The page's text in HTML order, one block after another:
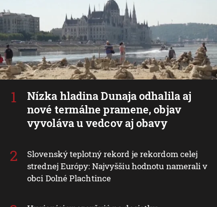
Nízka hladina Dunaja odhalila aj
nové termálne pramene, objav
vyvoláva u vedcov aj obavy
Slovenský teplotný rekord je rekordom celej
strednej Európy: Najvyššiu hodnotu namerali v
obci Dolné Plachtince